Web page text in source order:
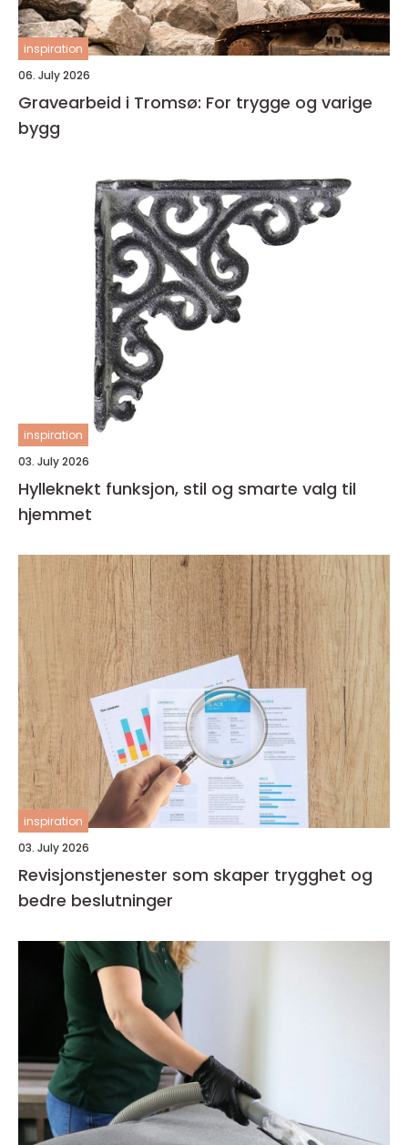
inspiration
06. July 2026
Gravearbeid i Tromsø: For trygge og varige
bygg
inspiration
03. July 2026
Hylleknekt funksjon, stil og smarte valg til
hjemmet
inspiration
03. July 2026
Revisjonstjenester som skaper trygghet og
bedre beslutninger